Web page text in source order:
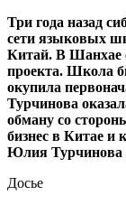
Три года назад
сети языковых
Китай. В Шанхае
проекта. Школа
окупила
Турчинова
обману со
бизнес в Китае и
Юлия Турчинова
Досье